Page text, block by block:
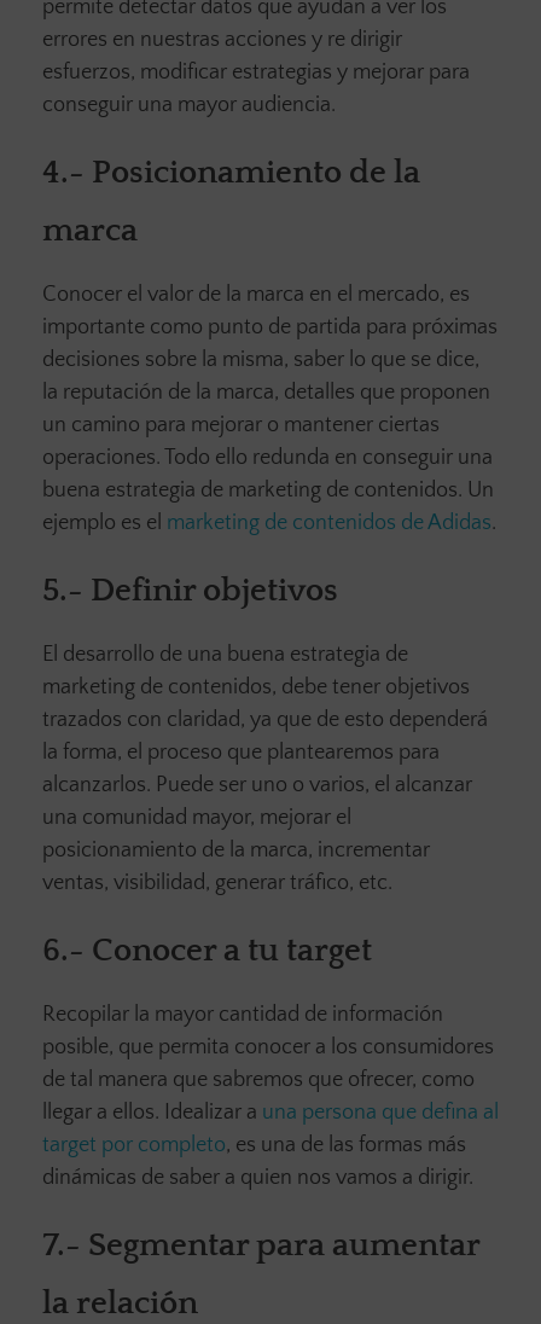
permite detectar datos que ayudan a ver los
errores en nuestras acciones y re dirigir
esfuerzos, modificar estrategias y mejorar para
conseguir una mayor audiencia.
4.- Posicionamiento de la
marca
Conocer el valor de la marca en el mercado, es
importante como punto de partida para próximas
decisiones sobre la misma, saber lo que se dice,
la reputación de la marca, detalles que proponen
un camino para mejorar o mantener ciertas
operaciones. Todo ello redunda en conseguir una
buena estrategia de marketing de contenidos. Un
ejemplo es el marketing de contenidos de Adidas.
5.- Definir objetivos
El desarrollo de una buena estrategia de
marketing de contenidos, debe tener objetivos
trazados con claridad, ya que de esto dependerá
la forma, el proceso que plantearemos para
alcanzarlos. Puede ser uno o varios, el alcanzar
una comunidad mayor, mejorar el
posicionamiento de la marca, incrementar
ventas, visibilidad, generar tráfico, etc.
6.- Conocer a tu target
Recopilar la mayor cantidad de información
posible, que permita conocer a los consumidores
de tal manera que sabremos que ofrecer, como
llegar a ellos. Idealizar a una persona que defina al
target por completo, es una de las formas más
dinámicas de saber a quien nos vamos a dirigir.
7.- Segmentar para aumentar
la relación